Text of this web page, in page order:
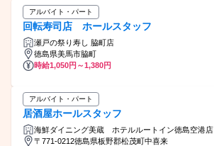
アルバイト・パート
回転寿司店 ホールスタッフ
瀬戸の祭り寿し 脇町店
徳島県美馬市脇町
時給1,050円～1,380円
アルバイト・パート
居酒屋ホールスタッフ
海鮮ダイニング美蔵 ホテルルートイン徳島空港店
〒771-0212徳島県板野郡松茂町中喜来